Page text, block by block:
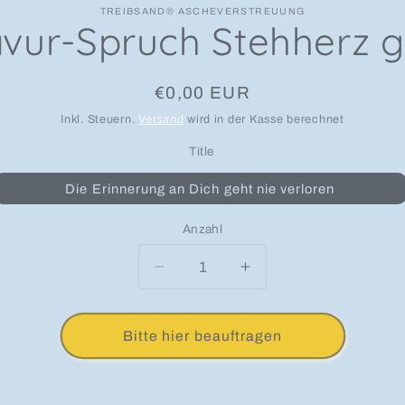
TREIBSAND® ASCHEVERSTREUUNG
Spruch Stehherz
Normaler Preis
€0,00 EUR
Inkl. Steuern. Versand wird in der Kasse berechnet
Title
Die Erinnerung an Dich geht nie verloren
Anzahl
Anzahl
Verringere die Menge für
Erhöhe die Menge
Bitte hier beauftragen